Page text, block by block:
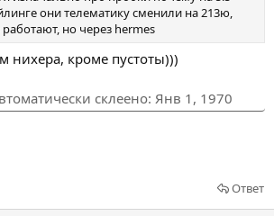
з
а
п
р
о
т
и
они телематику сменили на 213ю,
но через hermes
нихера, кроме пустоты)))
склеено: Янв 1, 1970
Ответ